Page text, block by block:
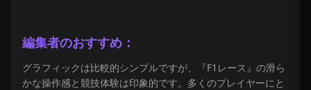
編集者のおすすめ：
グラフィックは比較的シンプルですが、『F1レース』の滑ら
かな操作感と競技体験は印象的です。多くのプレイヤーにと